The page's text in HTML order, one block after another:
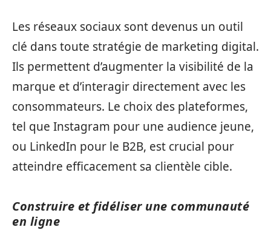
Les réseaux sociaux sont devenus un outil
clé dans toute stratégie de marketing digital.
Ils permettent d’augmenter la visibilité de la
marque et d’interagir directement avec les
consommateurs. Le choix des plateformes,
tel que Instagram pour une audience jeune,
ou LinkedIn pour le B2B, est crucial pour
atteindre efficacement sa clientèle cible.
Construire et fidéliser une communauté
en ligne